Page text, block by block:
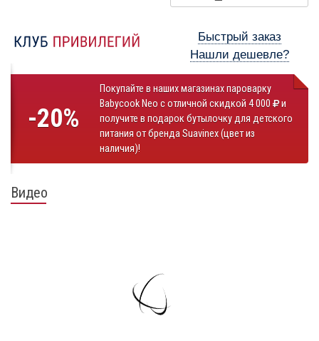
Быстрый заказ
Нашли дешевле?
-20%
Покупайте в наших магазинах пароварку
Babycook Neo с отличной скидкой 4 000
и
получите в подарок бутылочку для детского
питания от бренда Suavinex (цвет из
наличия)!
Видео